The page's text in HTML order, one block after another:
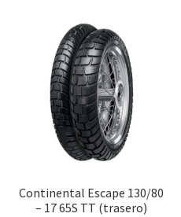
Continental Escape 130/80
– 17 65S TT (trasero)